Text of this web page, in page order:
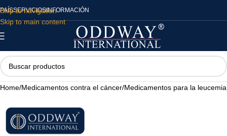
Skip to navigation
Skip to main content
PAÍSSERVICIOSINFORMACIÓN
Home/Medicamentos contra el cáncer/Medicamentos para la leucemia